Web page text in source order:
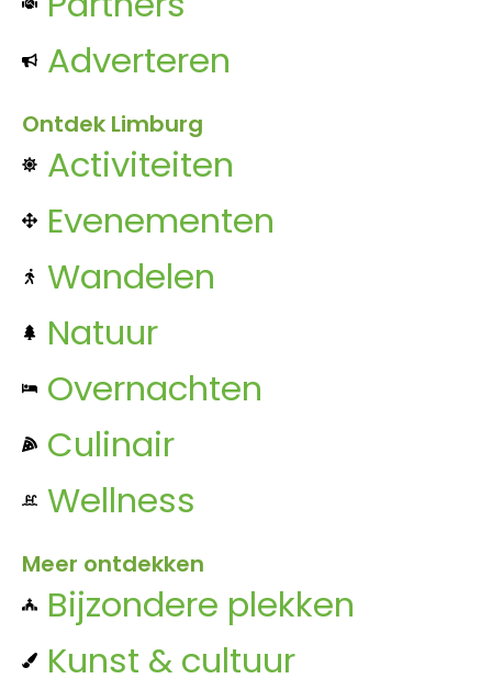
Adverteren
Ontdek Limburg
Activiteiten
Evenementen
Wandelen
Natuur
Overnachten
Culinair
Wellness
Meer ontdekken
Bijzondere plekken
Kunst & cultuur